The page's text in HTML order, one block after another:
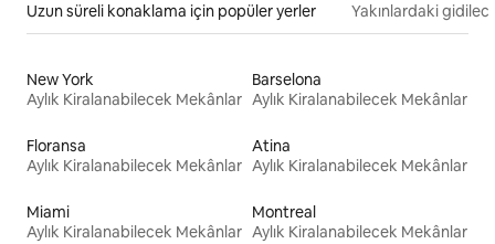
Uzun süreli konaklama için popüler yerler Yakınlardaki
New York
Aylık Kiralanabilecek Mekânlar
Barselona
Aylık Kiralanabilecek Mekânlar
Floransa
Aylık Kiralanabilecek Mekânlar
Atina
Aylık Kiralanabilecek Mekânlar
Miami
Aylık Kiralanabilecek Mekânlar
Montreal
Aylık Kiralanabilecek Mekânlar